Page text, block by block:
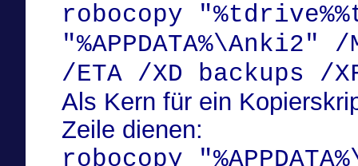
robocopy
"%APPDATA%\Anki2"
/ETA /XD backups /
Als Kern für ein
Zeile dienen:
robocopy